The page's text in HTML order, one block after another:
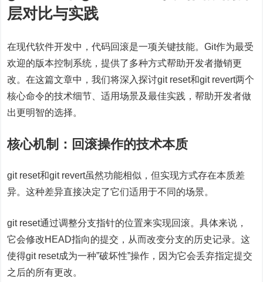
层对比与实践
在现代软件开发中，代码回滚是一项关键技能。Git作为最受
欢迎的版本控制系统，提供了多种方式帮助开发者撤销更
改。在这篇文章中，我们将深入探讨git reset和git revert两个
核心命令的技术细节、适用场景及最佳实践，帮助开发者做
出更明智的选择。
核心机制：回滚操作的技术本质
git reset和git revert虽然功能相似，但实现方式存在本质差
异。这种差异直接决定了它们适用于不同的场景。
git reset通过调整分支指针的位置来实现回滚。具体来说，
它会修改HEAD指向的提交，从而改变分支的历史记录。这
使得git reset成为一种”破坏性”操作，因为它会丢弃指定提交
之后的所有更改。